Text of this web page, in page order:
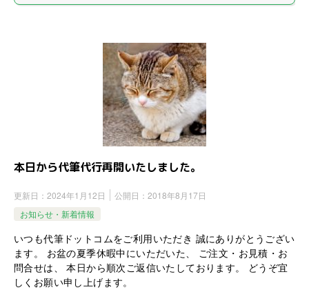
本日から代筆代行再開いたしました。
更新日： 2024年1月12日 公開日： 2018年8月17日
お知らせ・新着情報
いつも代筆ドットコムをご利用いただき 誠にありがとうござい
ます。 お盆の夏季休暇中にいただいた、 ご注文・お見積・お
問合せは、 本日から順次ご返信いたしております。 どうぞ宜
しくお願い申し上げます。